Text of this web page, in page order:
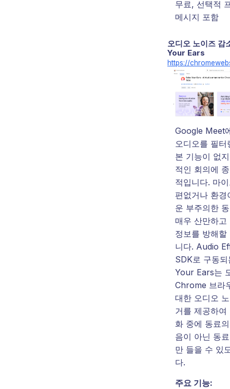
무료, 선택적
메시지 포함
오디오 노이즈 감
Your Ears
https://
Google Meet
오디오를 필터
본 기능이 없
적인 회의에
적입니다. 마
편없거나 환경
운 부주의한
매우 산만하고
정보를 방해할
니다. Audio
SDK로 구동
Your Ears는
Chrome 브라
대한 오디오
거를 제공하여
화 중에 동료
음이 아닌 동
만 들을 수 있
다.
주요 기능: